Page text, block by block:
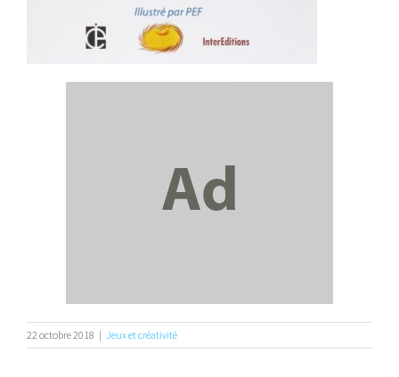
22 octobre 2018 | Jeux et créativité